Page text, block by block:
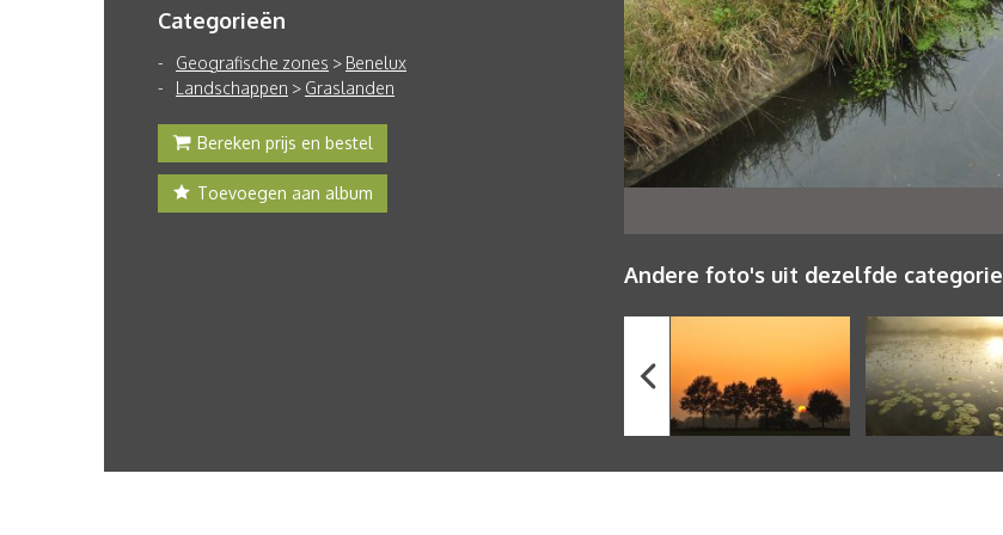
Categorieën
Geografische zones > Benelux
Landschappen > Graslanden
Bereken prijs en bestel
Toevoegen aan album
Andere foto's uit dezelfde categorie